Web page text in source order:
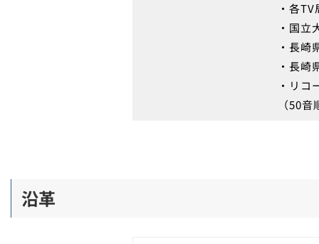
・各TV
・国立
・長崎
・長崎
・リコ
（50音
沿革